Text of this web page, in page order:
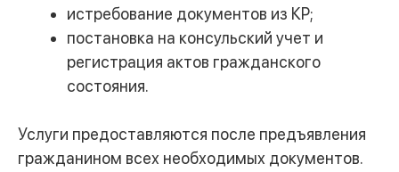
истребование документов из КР;
постановка на консульский учет и
регистрация актов гражданского
состояния.
Услуги предоставляются после предъявления
гражданином всех необходимых документов.